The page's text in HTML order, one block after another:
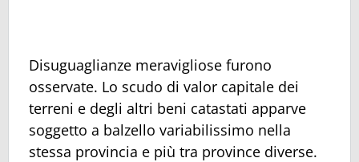
Disuguaglianze meravigliose furono
osservate. Lo scudo di valor capitale dei
terreni e degli altri beni catastati apparve
soggetto a balzello variabilissimo nella
stessa provincia e più tra province diverse.